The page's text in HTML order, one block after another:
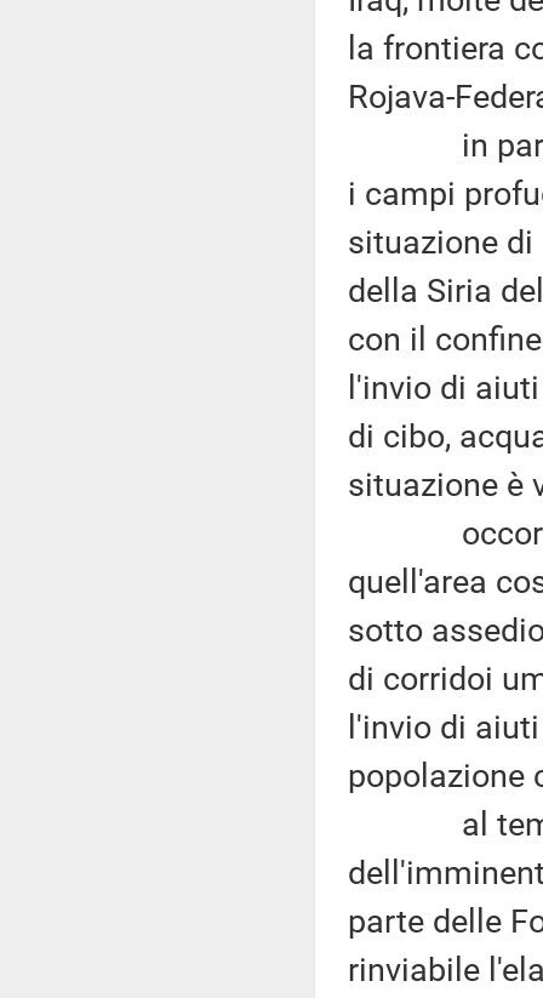
la frontiera
Rojava-
in
i campi
situazione di
della Siria
con il
l'invio di
di cibo,
situazione è
quell'area
sotto
di corridoi
l'invio di
popolazione
al tempo
parte delle
rinviabile